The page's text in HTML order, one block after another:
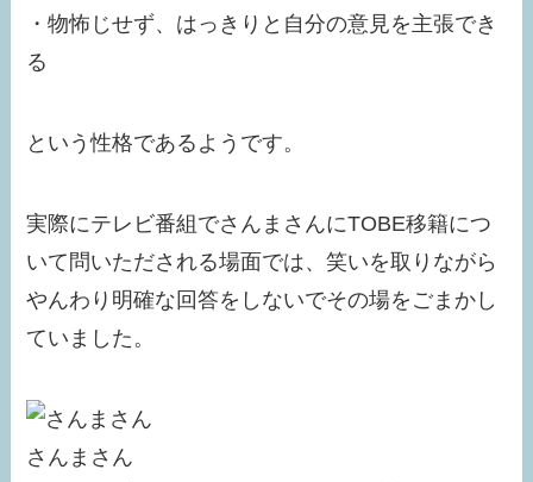
・物怖じせず、はっきりと自分の意見を主張でき
る
という性格であるようです。
実際にテレビ番組でさんまさんにTOBE移籍につ
いて問いただされる場面では、笑いを取りながら
やんわり明確な回答をしないでその場をごまかし
ていました。
さんまさん